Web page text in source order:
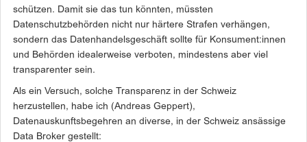
schützen. Damit sie das tun könnten, müssten
Datenschutzbehörden nicht nur härtere Strafen verhängen,
sondern das Datenhandelsgeschäft sollte für Konsument:innen
und Behörden idealerweise verboten, mindestens aber viel
transparenter sein.
Als ein Versuch, solche Transparenz in der Schweiz
herzustellen, habe ich (Andreas Geppert),
Datenauskunftsbegehren an diverse, in der Schweiz ansässige
Data Broker gestellt: